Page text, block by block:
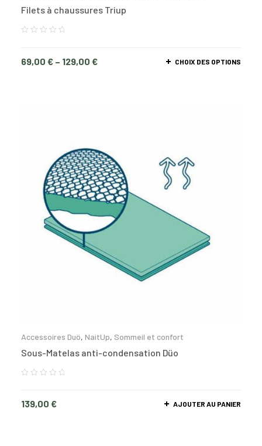
Filets à chaussures Triup
69,00 € – 129,00 € CHOIX DES OPTIONS
Accessoires Duö, NaitUp, Sommeil et confort
Sous-Matelas anti-condensation Düo
139,00 € AJOUTER AU PANIER